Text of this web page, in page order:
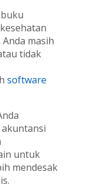
masih
tidak
software
untuk
mendesak